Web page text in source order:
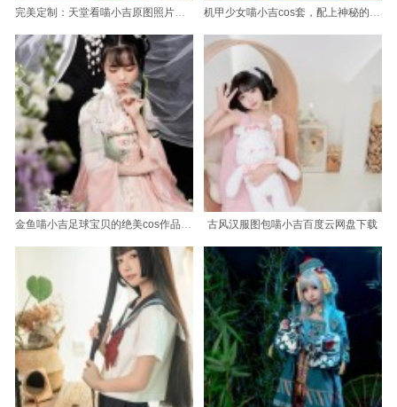
完美定制：天堂看喵小吉原图照片即刻呈现。 机甲少女喵小吉cos套，配上神秘的铠甲更加神圣
金鱼喵小吉足球宝贝的绝美cos作品，精致感动人心 古风汉服图包喵小吉百度云网盘下载